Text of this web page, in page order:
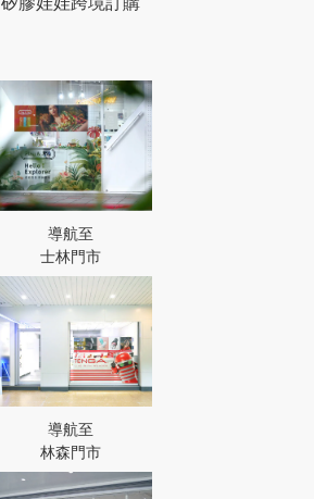
導航至
士林門市
導航至
林森門市